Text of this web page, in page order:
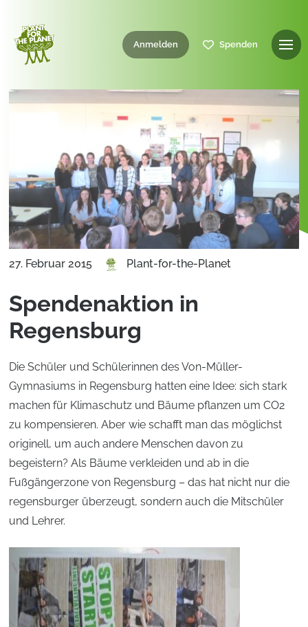
Anmelden Spenden
27. Februar 2015 Plant-for-the-Planet
Spendenaktion in
Regensburg
Die Schüler und Schülerinnen des Von-Müller-
Gymnasiums in Regensburg hatten eine Idee: sich stark
machen für Klimaschutz und Bäume pflanzen um CO2
zu kompensieren. Aber wie schafft man das möglichst
originell, um auch andere Menschen davon zu
begeistern? Als Bäume verkleiden und ab in die
Fußgängerzone von Regensburg – das hat nicht nur die
regensburger überzeugt, sondern auch die Mitschüler
und Lehrer.